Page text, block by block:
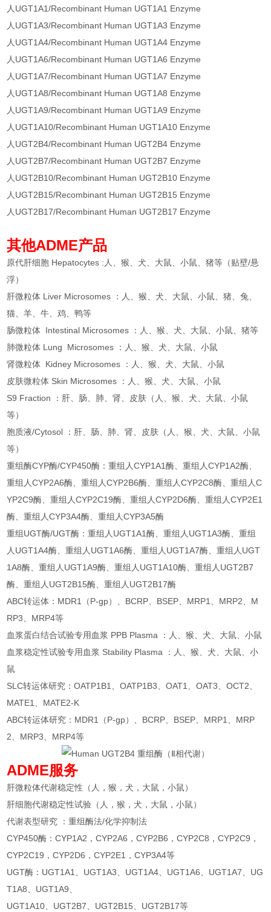
人UGT1A1/Recombinant Human UGT1A1 Enzyme
人UGT1A3/Recombinant Human UGT1A3 Enzyme
人UGT1A4/Recombinant Human UGT1A4 Enzyme
人UGT1A6/Recombinant Human UGT1A6 Enzyme
人UGT1A7/Recombinant Human UGT1A7 Enzyme
人UGT1A8/Recombinant Human UGT1A8 Enzyme
人UGT1A9/Recombinant Human UGT1A9 Enzyme
人UGT1A10/Recombinant Human UGT1A10 Enzyme
人UGT2B4/Recombinant Human UGT2B4 Enzyme
人UGT2B7/Recombinant Human UGT2B7 Enzyme
人UGT2B10/Recombinant Human UGT2B10 Enzyme
人UGT2B15/Recombinant Human UGT2B15 Enzyme
人UGT2B17/Recombinant Human UGT2B17 Enzyme
其他ADME产品
原代肝细胞 Hepatocytes :人、猴、犬、大鼠、小鼠、猪等（贴壁/悬
浮）
肝微粒体 Liver Microsomes ：人、猴、犬、大鼠、小鼠、猪、兔、
猫、羊、牛、鸡、鸭等
肠微粒体 Intestinal Microsomes ：人、猴、犬、大鼠、小鼠、猪等
肺微粒体 Lung Microsomes ：人、猴、犬、大鼠、小鼠
肾微粒体 Kidney Microsomes ：人、猴、犬、大鼠、小鼠
皮肤微粒体 Skin Microsomes ：人、猴、犬、大鼠、小鼠
S9 Fraction ：肝、肠、肺、肾、皮肤（人、猴、犬、大鼠、小鼠
等）
胞质液/Cytosol ：肝、肠、肺、肾、皮肤（人、猴、犬、大鼠、小鼠
等）
重组酶CYP酶/CYP450酶：重组人CYP1A1酶、重组人CYP1A2酶、
重组人CYP2A6酶、重组人CYP2B6酶、重组人CYP2C8酶、重组人C
YP2C9酶、重组人CYP2C19酶、重组人CYP2D6酶、重组人CYP2E1
酶、重组人CYP3A4酶、重组人CYP3A5酶
重组UGT酶/UGT酶：重组人UGT1A1酶、重组人UGT1A3酶、重组
人UGT1A4酶、重组人UGT1A6酶、重组人UGT1A7酶、重组人UGT
1A8酶、重组人UGT1A9酶、重组人UGT1A10酶、重组人UGT2B7
酶、重组人UGT2B15酶、重组人UGT2B17酶
ABC转运体：MDR1（P-gp）、BCRP、BSEP、MRP1、MRP2、M
RP3、MRP4等
血浆蛋白结合试验专用血浆 PPB Plasma ：人、猴、犬、大鼠、小鼠
血浆稳定性试验专用血浆 Stability Plasma ：人、猴、犬、大鼠、小
鼠
SLC转运体研究：OATP1B1、OATP1B3、OAT1、OAT3、OCT2、
MATE1、MATE2-K
ABC转运体研究：MDR1（P-gp）、BCRP、BSEP、MRP1、MRP
2、MRP3、MRP4等
ADME服务
肝微粒体代谢稳定性（人，猴，犬，大鼠，小鼠）
肝细胞代谢稳定性试验（人，猴，犬，大鼠，小鼠）
代谢表型研究 ：重组酶法/化学抑制法
CYP450酶：CYP1A2，CYP2A6，CYP2B6，CYP2C8，CYP2C9，
CYP2C19，CYP2D6，CYP2E1，CYP3A4等
UGT酶：UGT1A1、UGT1A3、UGT1A4、UGT1A6、UGT1A7、UG
T1A8、UGT1A9、
UGT1A10、UGT2B7、UGT2B15、UGT2B17等